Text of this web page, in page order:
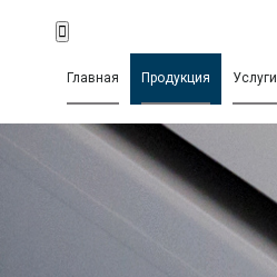
Главная Продукция Услуги